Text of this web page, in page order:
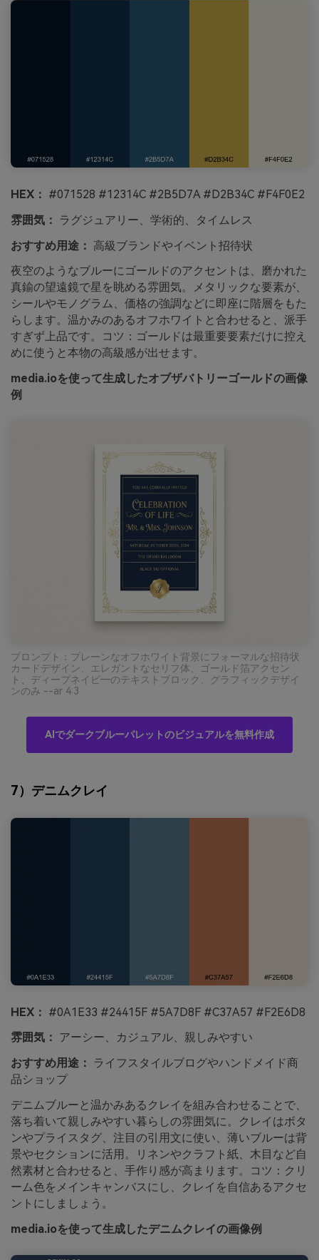
HEX： #071528 #12314C #2B5D7A #D2B34C #F4F0E2
雰囲気：
ラグジュアリー、学術的、タイムレス
おすすめ用途： 高級ブランドやイベント招待状
夜空のようなブルーにゴールドのアクセントは、磨かれた
真鍮の望遠鏡で星を眺める雰囲気。メタリックな要素が、
シールやモノグラム、価格の強調などに即座に階層をもた
らします。温かみのあるオフホワイトと合わせると、派手
すぎず上品です。コツ：ゴールドは最重要要素だけに控え
めに使うと本物の高級感が出せます。
media.ioを使って生成したオブザバトリーゴールドの画像
例
プロンプト：プレーンなオフホワイト背景にフォーマルな招待状
カードデザイン、エレガントなセリフ体、ゴールド箔アクセン
ト、ディープネイビ―のテキストブロック、グラフィックデザイ
ンのみ --ar 4:3
AIでダークブルーパレットのビジュアルを無料作成
7）デニムクレイ
HEX： #0A1E33 #24415F #5A7D8F #C37A57 #F2E6D8
雰囲気： アーシー、カジュアル、親しみやすい
おすすめ用途：
ライフスタイルブログやハンドメイド商
品ショップ
デニムブルーと温かみあるクレイを組み合わせることで、
落ち着いて親しみやすい暮らしの雰囲気に。クレイはボタ
ンやプライスタグ、注目の引用文に使い、薄いブルーは背
景やセクションに活用。リネンやクラフト紙、木目など自
然素材と合わせると、手作り感が高まります。コツ：クリ
ーム色をメインキャンバスにし、クレイを自信あるアクセ
ントにしましょう。
media.ioを使って生成したデニムクレイの画像例